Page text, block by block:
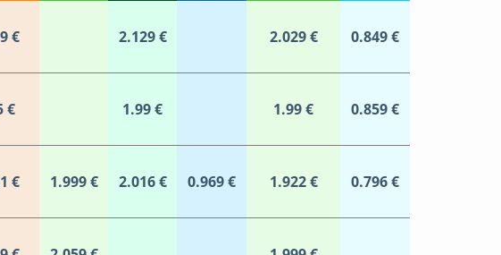
€ 2.129 € 2.029 € 0.849 €
€ 1.99 € 1.99 € 0.859 €
€ 1.999 € 2.016 € 0.969 € 1.922 € 0.796 €